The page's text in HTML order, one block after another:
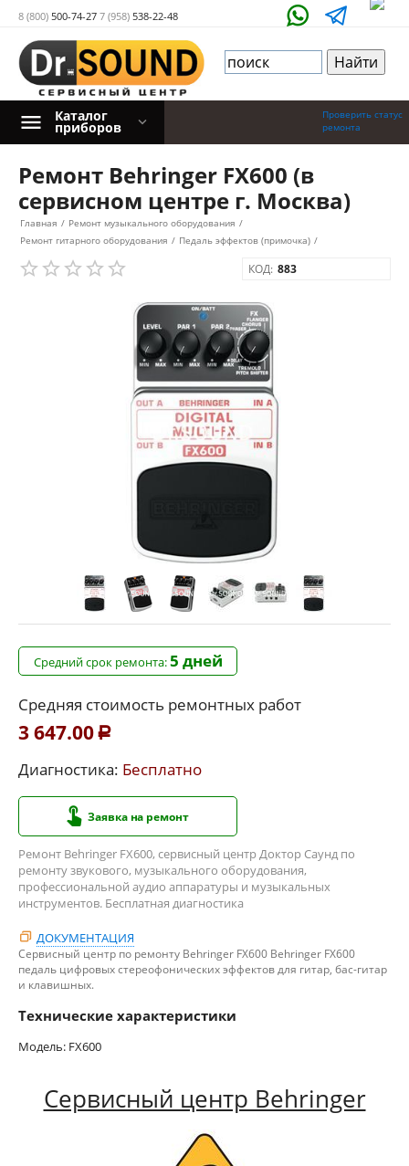
8 (800) 500-74-27 7 (958) 538-22-48
Проверить статус
ремонта
Каталог
приборов
Ремонт Behringer FX600 (в
сервисном центре г. Москва)
Главная / Ремонт музыкального оборудования /
Ремонт гитарного оборудования / Педаль эффектов (примочка) /
КОД: 883
Средний срок ремонта:5 дней
Средняя стоимость ремонтных работ
3 647.00 Р
Диагностика: Бесплатно
Заявка на ремонт
Ремонт Behringer FX600, сервисный центр Доктор Саунд по
ремонту звукового, музыкального оборудования,
профессиональной аудио аппаратуры и музыкальных
инструментов. Бесплатная диагностика
ДОКУМЕНТАЦИЯ
Сервисный центр по ремонту Behringer FX600 Behringer FX600
педаль цифровых стереофонических эффектов для гитар, бас-гитар
и клавишных.
Технические характеристики
Модель: FX600
Сервисный центр Behringer